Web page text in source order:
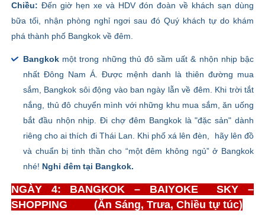
Chiều: Đến giờ hẹn xe và HDV đón đoàn về khách sạn dùng
bữa tối, nhận phòng nghỉ ngơi sau đó Quý khách tự do khám
phá thành phố Bangkok về đêm.
Bangkokmột trong những thủ đô sầm uất & nhộn nhịp bậc
nhất Đông Nam Á. Được mệnh danh là thiên đường mua
sắm, Bangkok sôi động vào ban ngày lẫn về đêm. Khi trời tắt
nắng, thủ đô chuyển mình với những khu mua sắm, ăn uống
bắt đầu nhộn nhịp. Đi chợ đêm Bangkok là "đặc sản" dành
riêng cho ai thích đi Thái Lan. Khi phố xá lên đèn, hãy lên đồ
và chuẩn bị tinh thần cho “một đêm không ngủ” ở Bangkok
nhé! Nghỉ đêm tại Bangkok.
NGÀY 4: BANGKOK – BAIYOKE SKY –
SHOPPING (Ăn Sáng, Trưa, Chiều tự túc)